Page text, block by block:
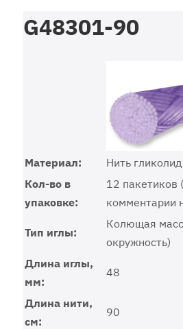
G48301-90
Материал:
Нить
Кол-во в
упаковке:
12 пакетиков
комментарии
Тип иглы:
Колющая
окружность)
Длина иглы,
мм:
48
Длина нити,
см:
90